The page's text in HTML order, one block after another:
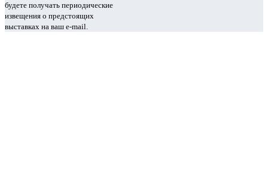
будете получать периодические
извещения о предстоящих
выставках на ваш e-mail.